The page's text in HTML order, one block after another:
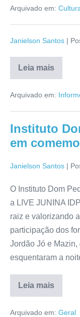
Arquivado em:
Janielson Santos |
Leia mais
Arquivado em:
Instituto
em
Janielson Santos |
O Instituto Dom
a LIVE JUNINA
raiz e valorizando
participação dos
Jordão Jó e
esquentaram a
Leia mais
Arquivado em: Geral